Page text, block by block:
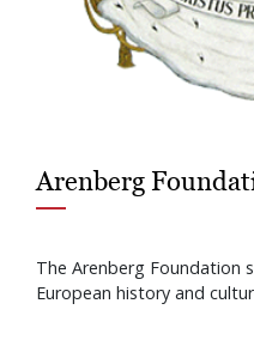
Arenberg
The Arenberg
European history and